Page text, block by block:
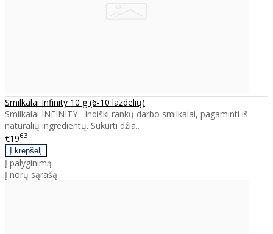
Smilkalai Infinity 10 g (6-10 lazdelių)
Smilkalai INFINITY - indiški rankų darbo smilkalai, pagaminti iš
natūralių ingredientų. Sukurti džia..
€1963
Į palyginimą
Į norų sąrašą